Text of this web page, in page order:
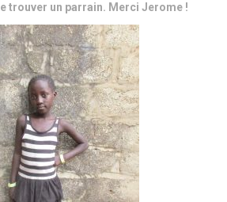
trouver un parrain. Merci Jerome !